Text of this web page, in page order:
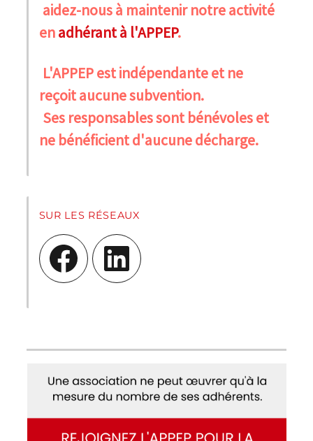
aidez-nous à maintenir notre activité
enadhérant à l'APPEP.
L'APPEP est indépendante et ne
reçoit aucune subvention.
Ses responsables sont bénévoles et
ne bénéficient d'aucune décharge.
SUR LES RÉSEAUX
Facebook LinkedIn